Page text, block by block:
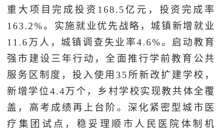
重大项目完成投资168.5亿元，投资完成率
163.2%。实施就业优先战略，城镇新增就业
11.6万人，城镇调查失业率4.6%。启动教育
强市建设三年行动，全面推行学前教育公共
服务区制度，投入使用35所新改扩建学校，
新增学位4.4万个，乡村学校实现教共体全覆
盖，高考成绩再上台阶。深化紧密型城市医
疗集团试点，稳妥理顺市人民医院体制机